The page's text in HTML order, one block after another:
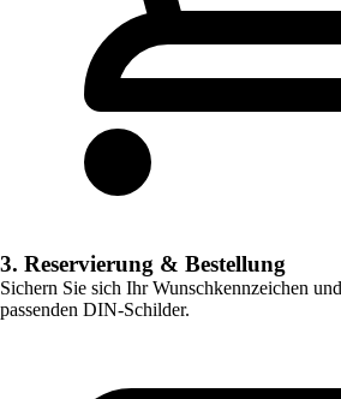
3. Reservierung & Bestellung
Sichern Sie sich Ihr Wunschkennzeichen
passenden DIN-Schilder.